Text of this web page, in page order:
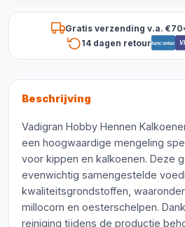
Gratis verzending v.a.
14 dagen retourBancontact
Beschrijving
Vadigran Hobby Hennen
een hoogwaardige mengeling
voor kippen en kalkoenen. Deze
evenwichtig samengestelde
kwaliteitsgrondstoffen,
millocorn en oesterschelpen.
reiniging tijdens de productie